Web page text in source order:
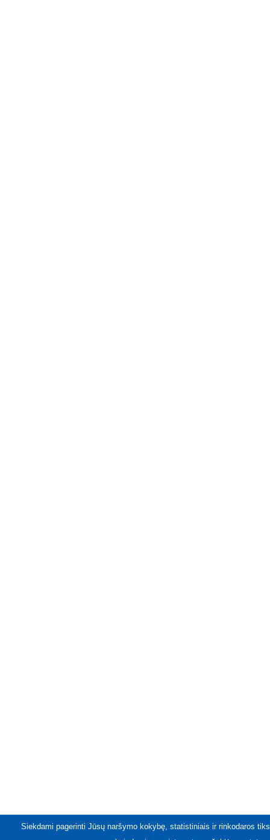
Siekdami pagerinti Jūsų naršymo kokybę, statistiniais ir rinkodaros